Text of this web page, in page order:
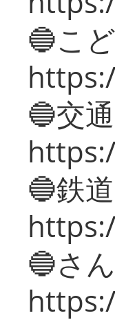
🔵こ
🔵交
🔵鉄
🔵さ